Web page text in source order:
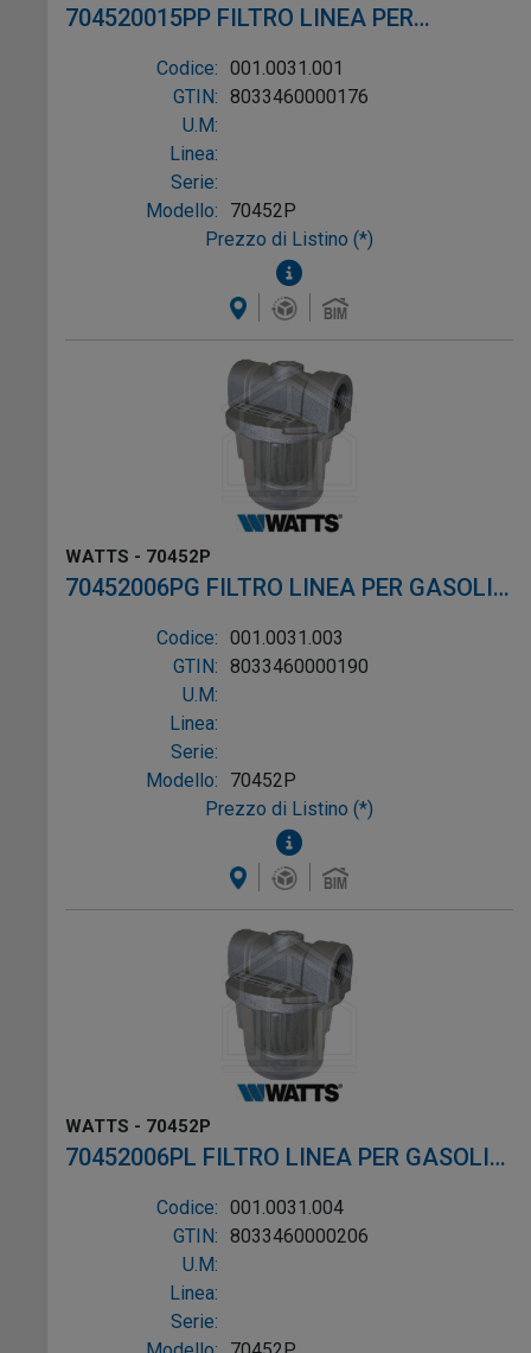
704520015PP FILTRO LINEA PER
GASOLIO ø1/4"
Codice: 001.0031.001
GTIN: 8033460000176
U.M:
Linea:
Serie:
Modello:
70452P
Prezzo di Listino (*)
WATTS - 70452P
70452006PG FILTRO LINEA PER GASOLIO
Codice: 001.0031.003
GTIN: 8033460000190
U.M:
Linea:
Serie:
Modello:
70452P
Prezzo di Listino (*)
WATTS - 70452P
70452006PL FILTRO LINEA PER GASOLIO
Codice: 001.0031.004
GTIN: 8033460000206
U.M:
Linea:
Serie: